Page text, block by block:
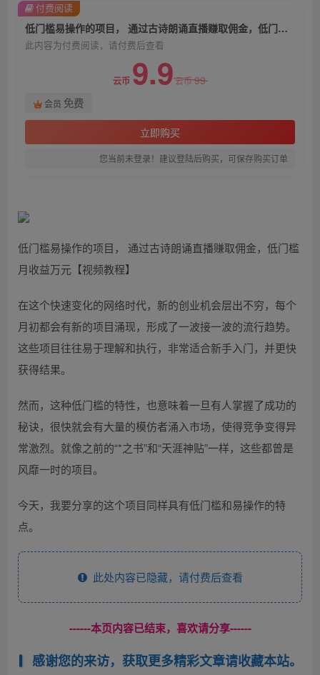
低门槛易操作的项目， 通过古诗朗诵直播赚取佣金，低门槛月收益万元【视频教程】
此内容为付费阅读，请付费后查看
云币 9.9云币99
会员 免费
立即购买
您当前未登录！建议登陆后购买，可保存购买订单
付费阅读
低门槛易操作的项目， 通过古诗朗诵直播赚取佣金，低门槛
月收益万元【视频教程】
在这个快速变化的网络时代，新的创业机会层出不穷，每个
月初都会有新的项目涌现，形成了一波接一波的流行趋势。
这些项目往往易于理解和执行，非常适合新手入门，并更快
获得结果。
然而，这种低门槛的特性，也意味着一旦有人掌握了成功的
秘诀，很快就会有大量的模仿者涌入市场，使得竞争变得异
常激烈。就像之前的“*之书”和“天涯神贴”一样，这些都曾是
风靡一时的项目。
今天，我要分享的这个项目同样具有低门槛和易操作的特
点。
此处内容已隐藏，请付费后查看
------本页内容已结束，喜欢请分享------
感谢您的来访，获取更多精彩文章请收藏本站。